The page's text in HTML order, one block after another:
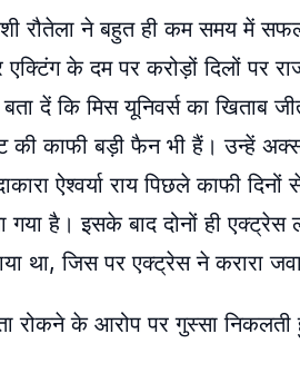
रौतेला ने बहुत ही कम समय में
के दम पर करोड़ों दिलों पर
दें कि मिस यूनिवर्स का खिताब
की काफी बड़ी फैन भी हैं। उन्हें
ऐश्वर्या राय पिछले काफी दिनों
गया है। इसके बाद दोनों ही
था, जिस पर एक्ट्रेस ने करारा
रोकने के आरोप पर गुस्सा